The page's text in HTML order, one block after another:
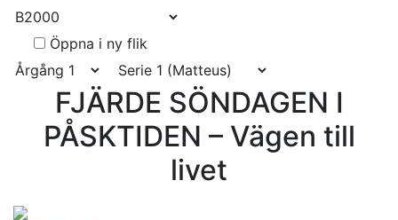
Öppna i ny flik
FJÄRDE SÖNDAGEN I
PÅSKTIDEN – Vägen till
livet